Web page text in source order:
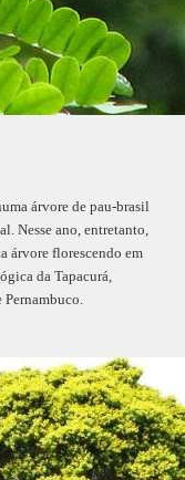
árvore de pau-brasil
Nesse ano, entretanto,
árvore florescendo em
da Tapacurá,